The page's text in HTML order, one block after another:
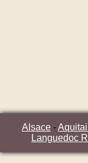
Alsace -
Languedoc